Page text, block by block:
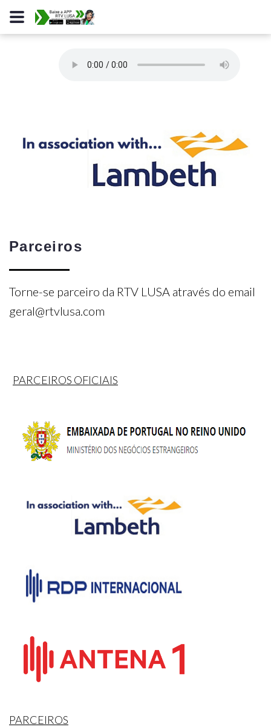
Parceiros
Torne-se parceiro da RTV LUSA através do email
geral@rtvlusa.com
PARCEIROS OFICIAIS
PARCEIROS